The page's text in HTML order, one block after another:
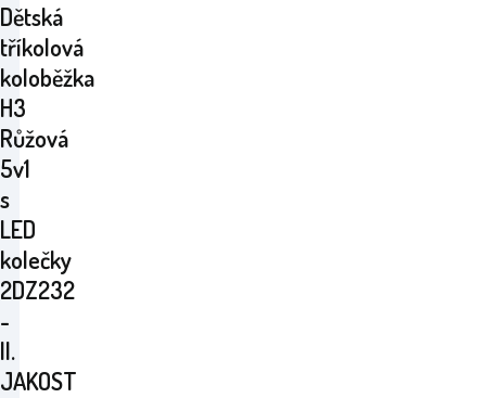
Dětská
tříkolová
koloběžka
H3
Růžová
5v1
s
LED
kolečky
2DZ232
-
II.
JAKOST